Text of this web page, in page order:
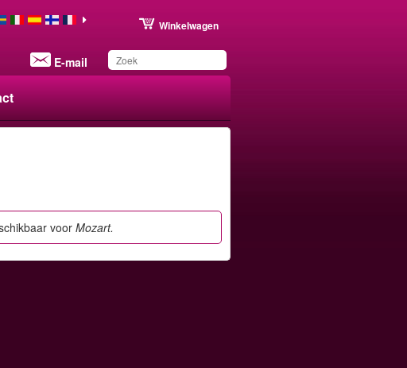
E-mail
Winkelwagen
voorMozart.